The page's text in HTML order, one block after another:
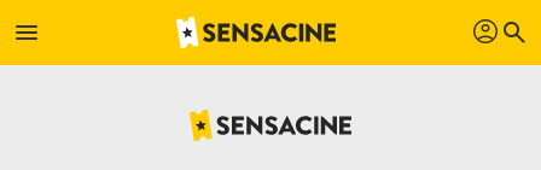
menu profil search